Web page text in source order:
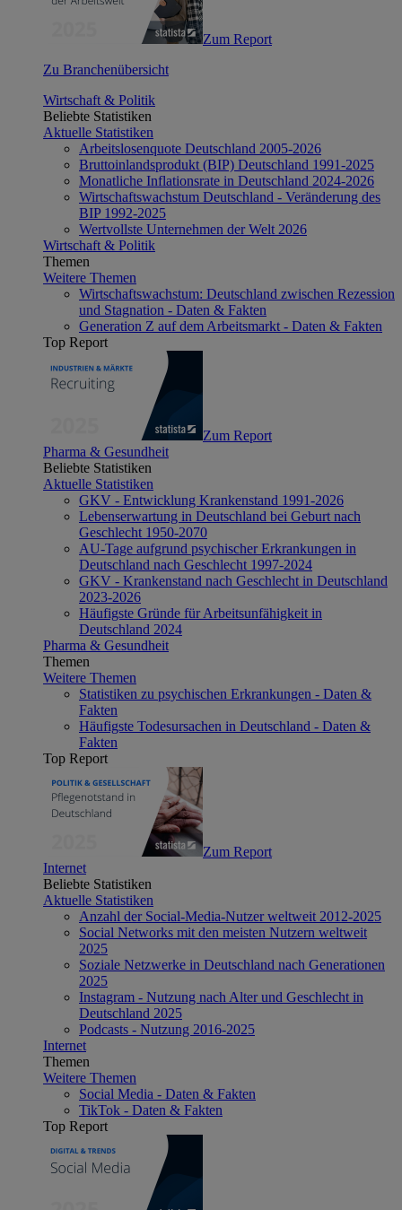
Zum Report
Zu Branchenübersicht
Wirtschaft & Politik
Beliebte Statistiken
Aktuelle Statistiken
Arbeitslosenquote Deutschland 2005-2026
Bruttoinlandsprodukt (BIP) Deutschland 1991-2025
Monatliche Inflationsrate in Deutschland 2024-2026
Wirtschaftswachstum Deutschland - Veränderung des
BIP 1992-2025
Wertvollste Unternehmen der Welt 2026
Wirtschaft & Politik
Themen
Weitere Themen
Wirtschaftswachstum: Deutschland zwischen Rezession
und Stagnation - Daten & Fakten
Generation Z auf dem Arbeitsmarkt - Daten & Fakten
Top Report
Zum Report
Pharma & Gesundheit
Beliebte Statistiken
Aktuelle Statistiken
GKV - Entwicklung Krankenstand 1991-2026
Lebenserwartung in Deutschland bei Geburt nach
Geschlecht 1950-2070
AU-Tage aufgrund psychischer Erkrankungen in
Deutschland nach Geschlecht 1997-2024
GKV - Krankenstand nach Geschlecht in Deutschland
2023-2026
Häufigste Gründe für Arbeitsunfähigkeit in
Deutschland 2024
Pharma & Gesundheit
Themen
Weitere Themen
Statistiken zu psychischen Erkrankungen - Daten &
Fakten
Häufigste Todesursachen in Deutschland - Daten &
Fakten
Top Report
Zum Report
Internet
Beliebte Statistiken
Aktuelle Statistiken
Anzahl der Social-Media-Nutzer weltweit 2012-2025
Social Networks mit den meisten Nutzern weltweit
2025
Soziale Netzwerke in Deutschland nach Generationen
2025
Instagram - Nutzung nach Alter und Geschlecht in
Deutschland 2025
Podcasts - Nutzung 2016-2025
Internet
Themen
Weitere Themen
Social Media - Daten & Fakten
TikTok - Daten & Fakten
Top Report